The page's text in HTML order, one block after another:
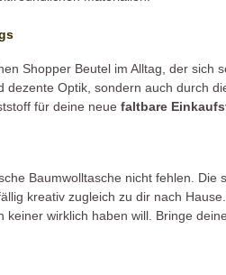
Shopper Beutel im Alltag, der
Optik, sondern auch durch
für deine neue faltbare
Baumwolltasche nicht fehlen.
kreativ zugleich zu dir nach
keiner wirklich haben will. Bringe